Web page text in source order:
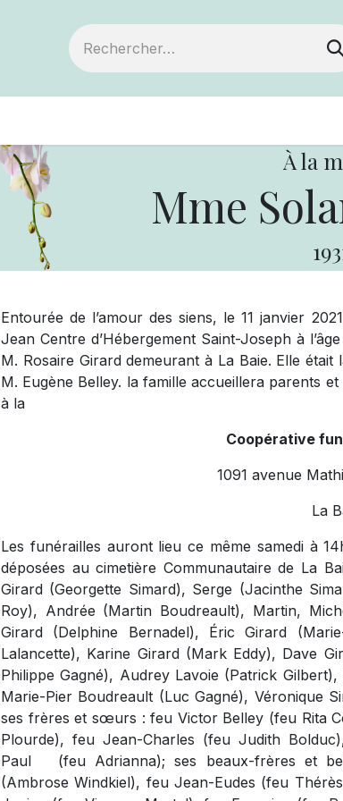
À la
Mme
Entourée de l’amour des siens, le 11 janvier
Jean Centre d’Hébergement Saint-Joseph à
M. Rosaire Girard demeurant à La Baie. Elle
M. Eugène Belley. la famille accueillera parents
à la
Coopérative
1091 avenue
La
Les funérailles auront lieu ce même samedi à
déposées au cimetière Communautaire de La
Girard (Georgette Simard), Serge (Jacinthe
Roy), Andrée (Martin Boudreault), Martin,
Girard (Delphine Bernadel), Éric Girard
Lalancette), Karine Girard (Mark Eddy), Dave
Philippe Gagné), Audrey Lavoie (Patrick
Marie-Pier Boudreault (Luc Gagné), Véronique
ses frères et sœurs : feu Victor Belley (feu Rita
Plourde), feu Jean-Charles (feu Judith
Paul (feu Adrianna); ses beaux-frères et
(Ambrose Windkiel), feu Jean-Eudes (feu